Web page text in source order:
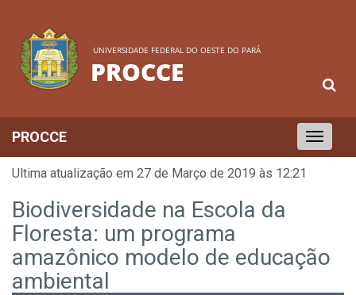
UNIVERSIDADE FEDERAL DO OESTE DO PARÁ
PROCCE
Toggle
navigation
PROCCE
Ultima atualização em 27 de Março de 2019 às 12:21
Biodiversidade na Escola da
Floresta: um programa
amazônico modelo de educação
ambiental